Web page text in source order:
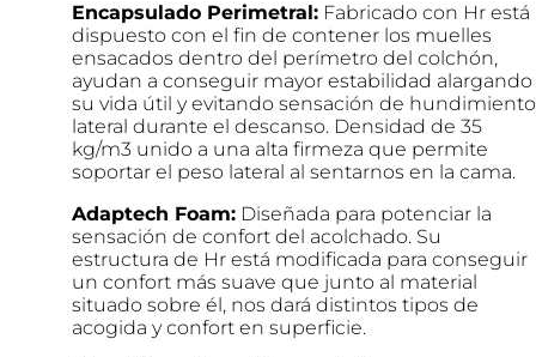
Encapsulado Perimetral:Fabricado con Hr está
dispuesto con el fin de contener los muelles
ensacados dentro del perímetro del colchón,
ayudan a conseguir mayor estabilidad alargando
su vida útil y evitando sensación de hundimiento
lateral durante el descanso. Densidad de 35
kg/m3 unido a una alta firmeza que permite
soportar el peso lateral al sentarnos en la cama.
Adaptech Foam:Diseñada para potenciar la
sensación de confort del acolchado. Su
estructura de Hr está modificada para conseguir
un confort más suave que junto al material
situado sobre él, nos dará distintos tipos de
acogida y confort en superficie.